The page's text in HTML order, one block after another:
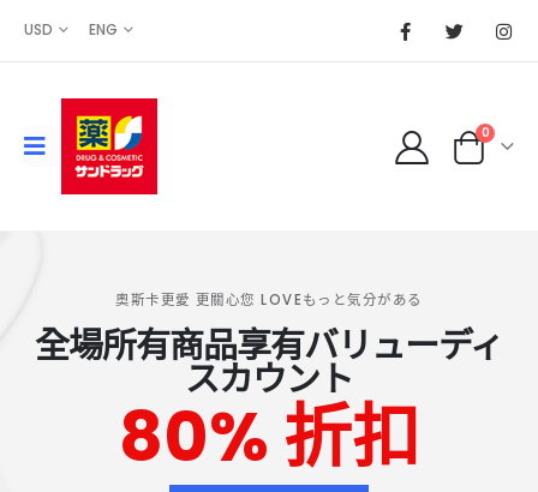
USD ENG
0
奧斯卡更愛 更關心您 LOVEもっと気分がある
全場所有商品享有バリューディ
スカウント
80% 折扣